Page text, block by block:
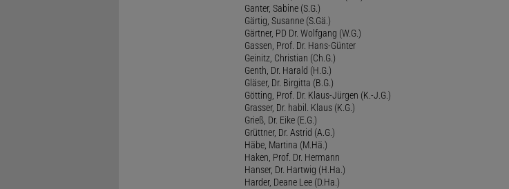
Ganter, Sabine (S.G.)
Gärtig, Susanne (S.Gä.)
Gärtner, PD Dr. Wolfgang (W.G.)
Gassen, Prof. Dr. Hans-Günter
Geinitz, Christian (Ch.G.)
Genth, Dr. Harald (H.G.)
Gläser, Dr. Birgitta (B.G.)
Götting, Prof. Dr. Klaus-Jürgen (K.-J.G.)
Grasser, Dr. habil. Klaus (K.G.)
Grieß, Dr. Eike (E.G.)
Grüttner, Dr. Astrid (A.G.)
Häbe, Martina (M.Hä.)
Haken, Prof. Dr. Hermann
Hanser, Dr. Hartwig (H.Ha.)
Harder, Deane Lee (D.Ha.)